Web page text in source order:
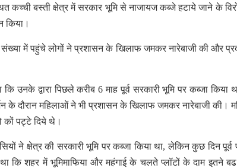
कच्ची बस्ती क्षेत्र में सरकार भूमि से नाजायज कब्जे हटाये जाने के
किया।
में पहुंचे लोगों ने प्रशासन के खिलाफ जमकर नारेबाजी की और
कि उनके द्वारा पिछले करीब 6 माह पूर्व सरकारी भूमि पर कब्जा
के दौरान महिलाओं ने भी प्रशासन के खिलाफ जमकर नारेबाजी की।
कों पट्टे दिये थे।
ने क्षेत्र की सरकारी भूमि पर कब्जा किया था, लेकिन कुछ दिन
कि शहर में भूमिमाफिया और महंगाई के चलते प्लॉटों के दाम इतने